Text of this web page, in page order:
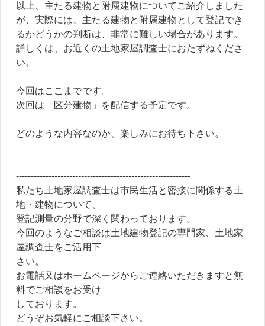
以上、主たる建物と附属建物についてご紹介しました
が、実際には、主たる建物と附属建物として登記でき
るかどうかの判断は、非常に難しい場合があります。
詳しくは、お近くの土地家屋調査士におたずねくださ
い。
今回はここまでです。
次回は「区分建物」を配信する予定です。
どのような内容なのか、楽しみにお待ち下さい。
-----------------------------------------------------------
私たち土地家屋調査士は市民生活と密接に関係する土
地・建物について、
登記測量の分野で深く関わっております。
今回のようなご相談は土地建物登記の専門家、土地家
屋調査士をご活用下
さい。
お電話又はホームページからご連絡いただきますと無
料でご相談をお受け
しております。
どうぞお気軽にご相談下さい。